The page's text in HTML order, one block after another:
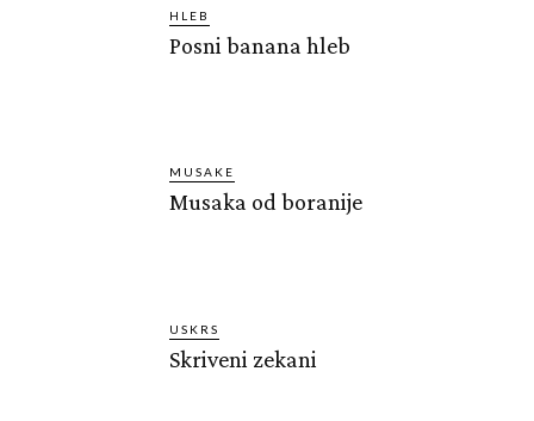
HLEB
Posni banana hleb
MUSAKE
Musaka od boranije
USKRS
Skriveni zekani